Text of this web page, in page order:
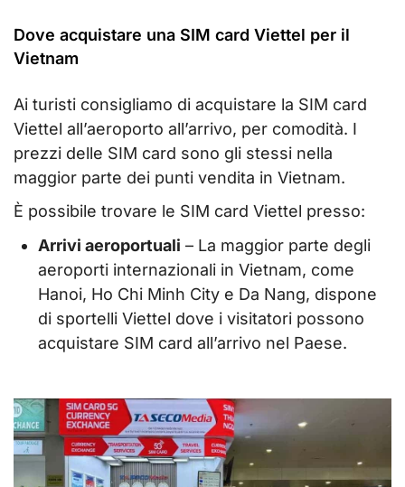
Dove acquistare una SIM card Viettel per il
Vietnam
Ai turisti consigliamo di acquistare la SIM card
Viettel all’aeroporto all’arrivo, per comodità. I
prezzi delle SIM card sono gli stessi nella
maggior parte dei punti vendita in Vietnam.
È possibile trovare le SIM card Viettel presso:
Arrivi aeroportuali – La maggior parte degli
aeroporti internazionali in Vietnam, come
Hanoi, Ho Chi Minh City e Da Nang, dispone
di sportelli Viettel dove i visitatori possono
acquistare SIM card all’arrivo nel Paese.